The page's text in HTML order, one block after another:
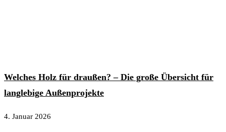
Welches Holz für draußen? – Die große Übersicht für
langlebige Außenprojekte
4. Januar 2026